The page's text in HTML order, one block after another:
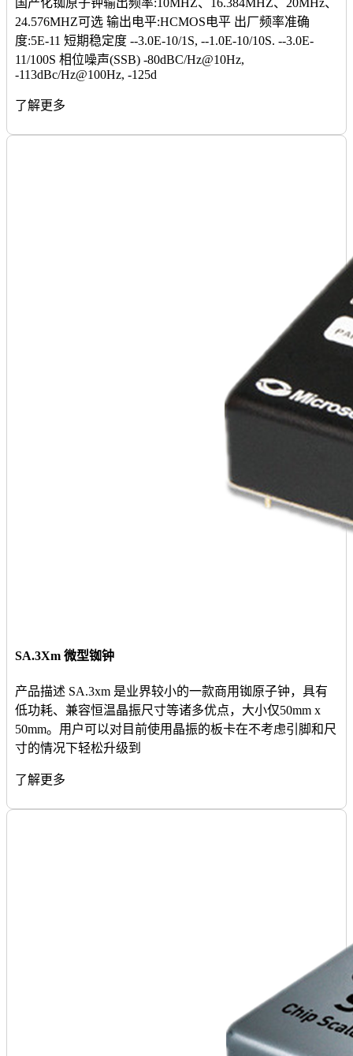
24.576MHZ可选 输出电平:HCMOS电平 出厂频率准确
度:5E-11 短期稳定度 --3.0E-10/1S, --1.0E-10/10S. --3.0E-
11/100S 相位噪声(SSB) -80dBC/Hz@10Hz,
-113dBc/Hz@100Hz, -125d
了解更多
SA.3Xm 微型铷钟
产品描述 SA.3xm 是业界较小的一款商用铷原子钟，具有
低功耗、兼容恒温晶振尺寸等诸多优点，大小仅50mm x
50mm。用户可以对目前使用晶振的板卡在不考虑引脚和尺
寸的情况下轻松升级到
了解更多